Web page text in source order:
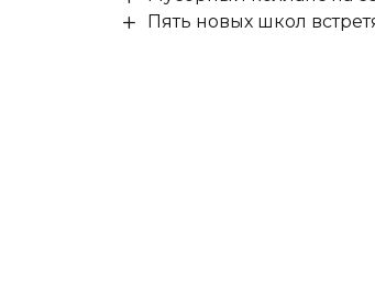
Пять новых школ